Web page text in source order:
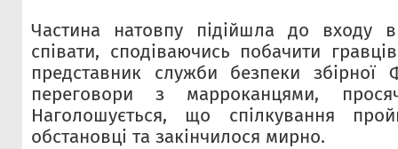
Частина натовпу підійшла до входу
співати, сподіваючись побачити
представник служби безпеки збірної
переговори з марроканцями,
Наголошується, що спілкування
обстановці та закінчилося мирно.